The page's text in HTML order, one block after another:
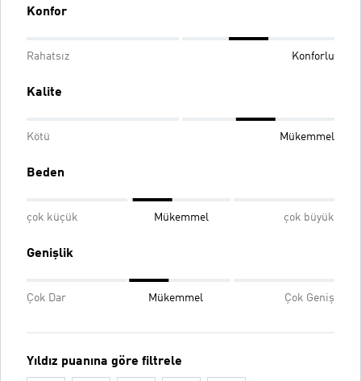
Konfor
Rahatsız Konforlu
Kalite
Kötü Mükemmel
Beden
çok küçük Mükemmel çok büyük
Genişlik
Çok Dar Mükemmel Çok Geniş
Yıldız puanına göre filtrele